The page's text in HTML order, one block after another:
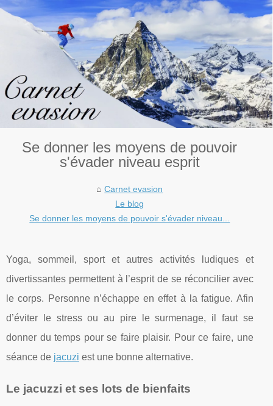
Se donner les moyens de pouvoir
s'évader niveau esprit
Carnet evasion
Le blog
Se donner les moyens de pouvoir s'évader niveau...
Yoga, sommeil, sport et autres activités ludiques et
divertissantes permettent à l’esprit de se réconcilier avec
le corps. Personne n’échappe en effet à la fatigue. Afin
d’éviter le stress ou au pire le surmenage, il faut se
donner du temps pour se faire plaisir. Pour ce faire, une
séance de jacuzi est une bonne alternative.
Le jacuzzi et ses lots de bienfaits